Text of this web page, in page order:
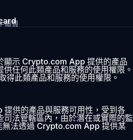
續費
顯示 Crypto.com App 提供的產品
任何此類產品和服務的使用權限。
此類產品和服務的使用權限。
供的產品與服務可用性，受到各
司法管轄區內，由於潛在或實際的監
法透過 Crypto.com App 提供某